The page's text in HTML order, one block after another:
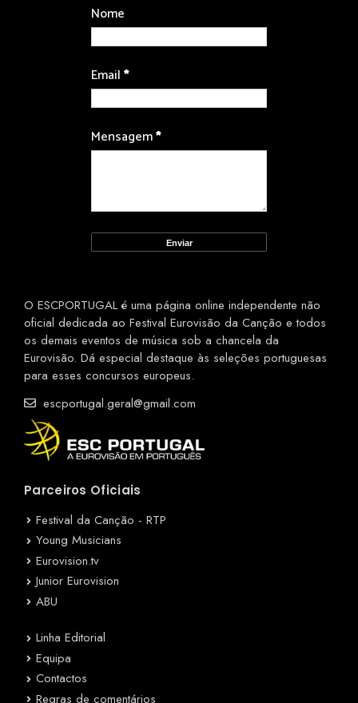
Nome
Email*
Mensagem*
O ESCPORTUGAL é uma página online independente não
oficial dedicada ao Festival Eurovisão da Canção e todos
os demais eventos de música sob a chancela da
Eurovisão. Dá especial destaque às seleções portuguesas
para esses concursos europeus.
escportugal.geral@gmail.com
Parceiros Oficiais
Festival da Canção - RTP
Young Musicians
Eurovision.tv
Junior Eurovision
ABU
Linha Editorial
Equipa
Contactos
Regras de comentários